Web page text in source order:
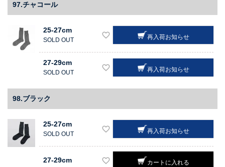
97.チャコール
25-27cm
SOLD OUT 再入荷お知らせ
27-29cm
SOLD OUT 再入荷お知らせ
98.ブラック
25-27cm
SOLD OUT 再入荷お知らせ
27-29cm カートに入れる